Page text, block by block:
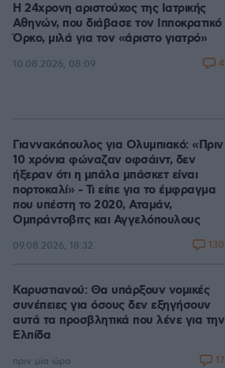
Η 24χρονη αριστούχος της Ιατρικής
Αθηνών, που διάβασε τον Ιπποκρατικό
Όρκο, μιλά για τον «άριστο γιατρό»
10.08.2026, 08:09 4
Γιαννακόπουλος για Ολυμπιακό: «Πριν
10 χρόνια φώναζαν οφσάιντ, δεν
ήξεραν ότι η μπάλα μπάσκετ είναι
πορτοκαλί» - Τι είπε για το έμφραγμα
που υπέστη το 2020, Αταμάν,
Ομπράντοβιτς και Αγγελόπουλους
09.08.2026, 18:32 130
Καρυστιανού: Θα υπάρξουν νομικές
συνέπειες για όσους δεν εξηγήσουν
αυτά τα προσβλητικά που λένε για την
Ελπίδα
πριν μία ώρα 17